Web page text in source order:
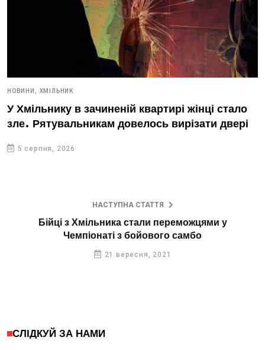
НОВИНИ, ХМІЛЬНИК
У Хмільнику в зачиненій квартирі жінці стало
зле. Рятувальникам довелось вирізати двері
5 серпня, 2026
НАСТУПНА СТАТТЯ
Бійці з Хмільника стали переможцями у
Чемпіонаті з бойового самбо
21 вересня, 2021
СЛІДКУЙ ЗА НАМИ